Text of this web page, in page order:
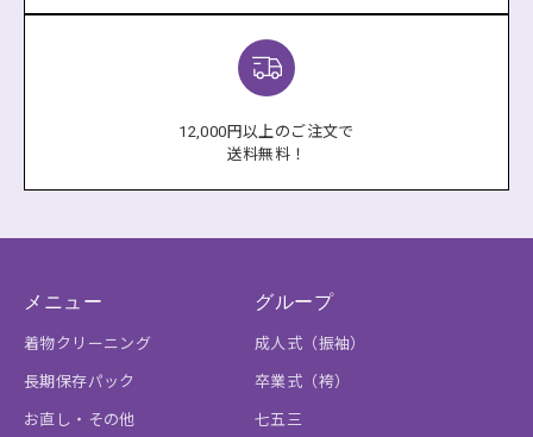
12,000円以上のご注文で
送料無料！
メニュー
着物クリーニング
長期保存パック
お直し・その他
グループ
成人式（振袖）
卒業式（袴）
七五三